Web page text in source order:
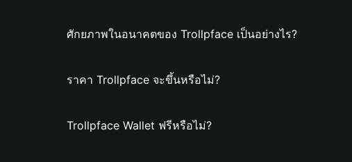
ศักยภาพในอนาคตของ Trollpface เป็นอย่างไร?
ราคา Trollpface จะขึ้นหรือไม่?
Trollpface Wallet ฟรีหรือไม่?